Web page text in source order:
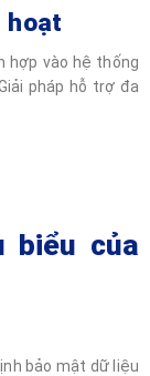
hoạt
hợp vào hệ thống
pháp hỗ trợ đa
biểu của
bảo mật dữ liệu